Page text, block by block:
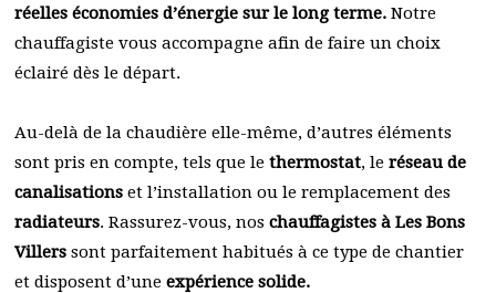
réelles économies d’énergie sur le long terme. Notre
chauffagiste vous accompagne afin de faire un choix
éclairé dès le départ.
Au-delà de la chaudière elle-même, d’autres éléments
sont pris en compte, tels que le thermostat, le réseau de
canalisations et l’installation ou le remplacement des
radiateurs. Rassurez-vous, nos chauffagistes à Les Bons
Villers sont parfaitement habitués à ce type de chantier
et disposent d’une expérience solide.